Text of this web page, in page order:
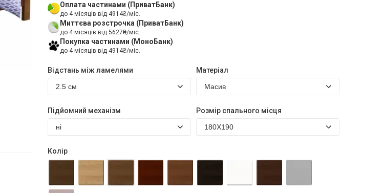
Оплата частинами (ПриватБанк)
до 4 місяців від 4914₴/міс.
Миттєва розстрочка (ПриватБанк)
до 4 місяців від 5627₴/міс.
Покупка частинами (МоноБанк)
до 4 місяців від 4914₴/міс.
Відстань між ламелями Матеріал
Підйомний механізм Розмір спального місця
Колір